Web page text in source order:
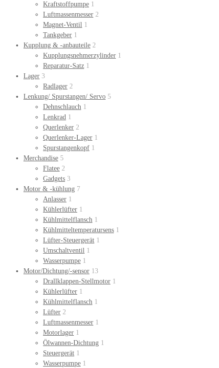
Kraftstoffpumpe 1
Luftmassenmesser 2
Magnet-Ventil 1
Tankgeber 1
Kupplung & -anbauteile 2
Kupplungsnehmerzylinder 1
Reparatur-Satz 1
Lager 3
Radlager 2
Lenkung/ Spurstangen/ Servo 5
Dehnschlauch 1
Lenkrad 1
Querlenker 2
Querlenker-Lager 1
Spurstangenkopf 1
Merchandise 5
Flatee 2
Gadgets 3
Motor & -kühlung 7
Anlasser 1
Kühlerlüfter 1
Kühlmittelflansch 1
Kühlmitteltemperatursens 1
Lüfter-Steuergerät 1
Umschaltventil 1
Wasserpumpe 1
Motor/Dichtung/-sensor 13
Drallklappen-Stellmotor 1
Kühlerlüfter 1
Kühlmittelflansch 1
Lüfter 2
Luftmassenmesser 1
Motorlager 1
Ölwannen-Dichtung 1
Steuergerät 1
Wasserpumpe 1